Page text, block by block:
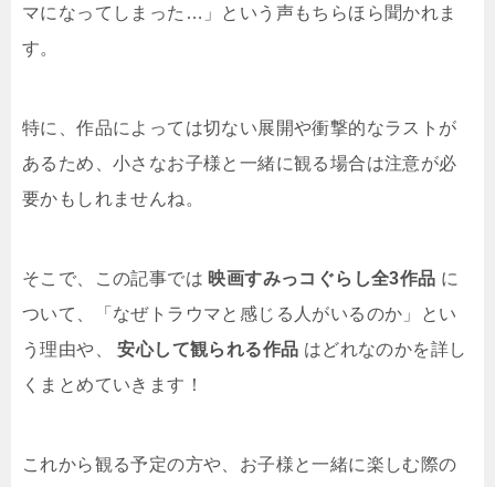
マになってしまった…」という声もちらほら聞かれま
す。
特に、作品によっては切ない展開や衝撃的なラストが
あるため、小さなお子様と一緒に観る場合は注意が必
要かもしれませんね。
そこで、この記事では 映画すみっコぐらし全3作品 に
ついて、「なぜトラウマと感じる人がいるのか」とい
う理由や、安心して観られる作品 はどれなのかを詳し
くまとめていきます！
これから観る予定の方や、お子様と一緒に楽しむ際の